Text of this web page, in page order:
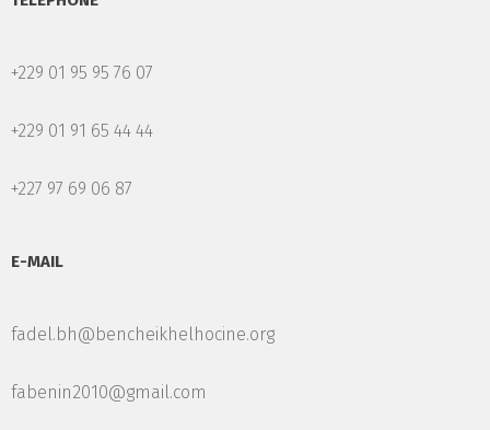
+229 01 95 95 76 07
+229 01 91 65 44 44
+227 97 69 06 87
E-MAIL
fadel.bh@bencheikhelhocine.org
fabenin2010@gmail.com